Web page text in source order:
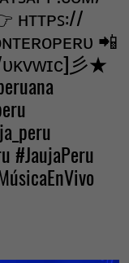
ʜᴛᴛᴘꜱ://
📲
ᴜᴋᴠᴡɪᴄ]彡★
#JaujaPeru